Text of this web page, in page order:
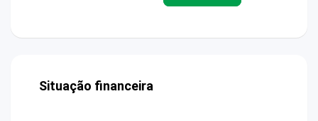
Situação financeira